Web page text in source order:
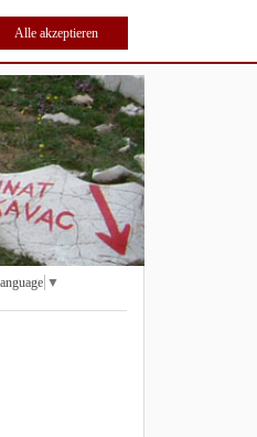
Alle akzeptieren
▼